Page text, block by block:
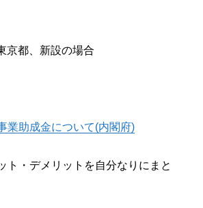
京都、新設の場合
業助成金について(内閣府)
ト・デメリットを自分なりにまと